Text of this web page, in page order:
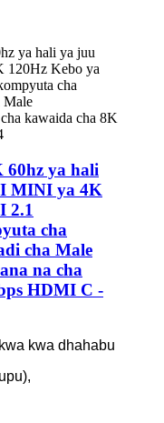
ya hali
MINI ya 4K
2.1
cha
cha Male
na cha
HDMI C -
kwa dhahabu